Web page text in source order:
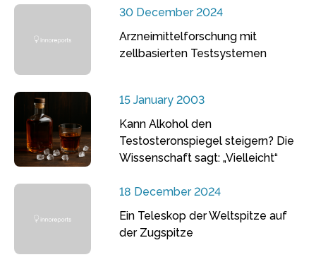
30 December 2024
Arzneimittelforschung mit
zellbasierten Testsystemen
15 January 2003
Kann Alkohol den
Testosteronspiegel steigern? Die
Wissenschaft sagt: „Vielleicht“
18 December 2024
Ein Teleskop der Weltspitze auf
der Zugspitze